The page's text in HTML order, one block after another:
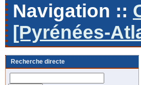
Navigation ::
[Pyrénées-
Recherche directe